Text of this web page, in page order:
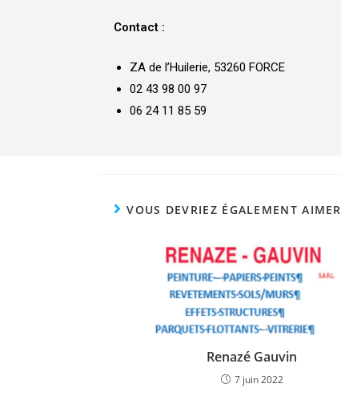
Contact :
ZA de l’Huilerie, 53260 FORCE
02 43 98 00 97
06 24 11 85 59
VOUS DEVRIEZ ÉGALEMENT AIMER
Renazé Gauvin
7 juin 2022